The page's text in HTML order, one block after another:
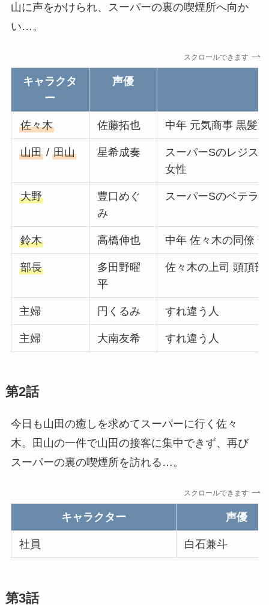
山に声をかけられ、スーパーの裏の喫煙所へ向か
い…。
スクロールできます
キャラクタ
ー
声優
佐々木 佐藤拓也 中年 元気商事 黒髪
山田 /田山 星希成奏
スーパーSのレジス
女性
大野
豊口めぐ
み
スーパーSのベテラ
鈴木 高橋伸也 中年 佐々木の同僚
部長
多田野曜
平
佐々木の上司 頭頂部
主婦 円くるみ すれ違う人
主婦 大南友希 すれ違う人
第2話
今日も山田の癒しを求めてスーパーに行く佐々
木。田山の一件で山田の接客に集中できず、再び
スーパーの裏の喫煙所を訪れる…。
スクロールできます
キャラクター 声優
社員 白石兼斗
第3話